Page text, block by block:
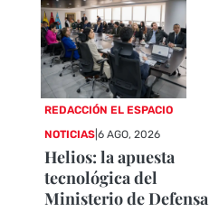
REDACCIÓN EL ESPACIO
NOTICIAS |6 AGO, 2026
Helios: la apuesta
tecnológica del
Ministerio de Defensa